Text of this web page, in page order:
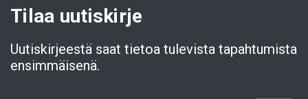
Tilaa uutiskirje
Uutiskirjeestä saat tietoa tulevista tapahtumista
ensimmäisenä.